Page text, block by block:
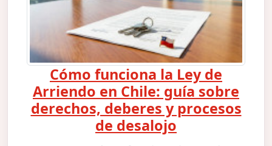
Cómo funciona la Ley de
Arriendo en Chile: guía sobre
derechos, deberes y procesos
de desalojo